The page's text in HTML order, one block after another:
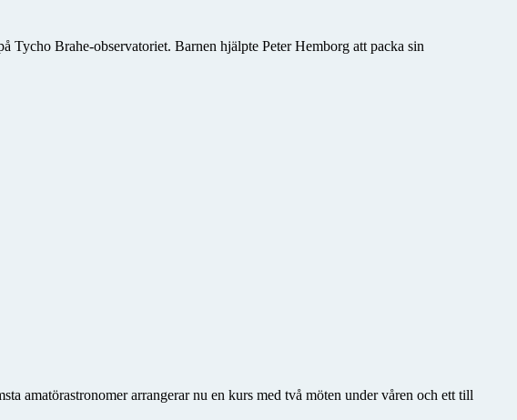
Brahe-observatoriet. Barnen hjälpte Peter Hemborg att packa sin
amatörastronomer arrangerar nu en kurs med två möten under våren och ett till